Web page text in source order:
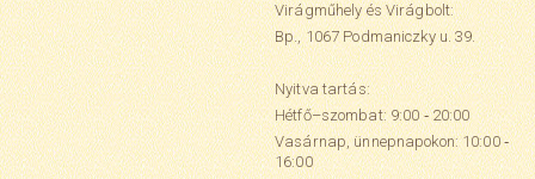
Virágműhely és Virágbolt:
Bp., 1067 Podmaniczky u. 39.
Nyitva tartás:
Hétfő–szombat: 9:00 ‑ 20:00
Vasárnap, ünnepnapokon: 10:00 ‑
16:00